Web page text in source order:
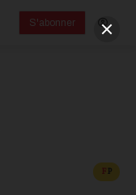
S'abonner
FP